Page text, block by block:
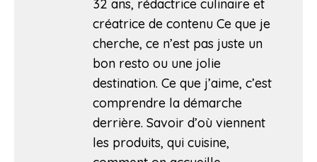
32 ans, rédactrice culinaire et
créatrice de contenu Ce que je
cherche, ce n’est pas juste un
bon resto ou une jolie
destination. Ce que j’aime, c’est
comprendre la démarche
derrière. Savoir d’où viennent
les produits, qui cuisine,